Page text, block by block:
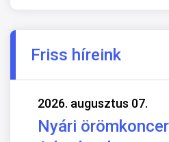
Friss híreink
2026. augusztus 07.
Nyári